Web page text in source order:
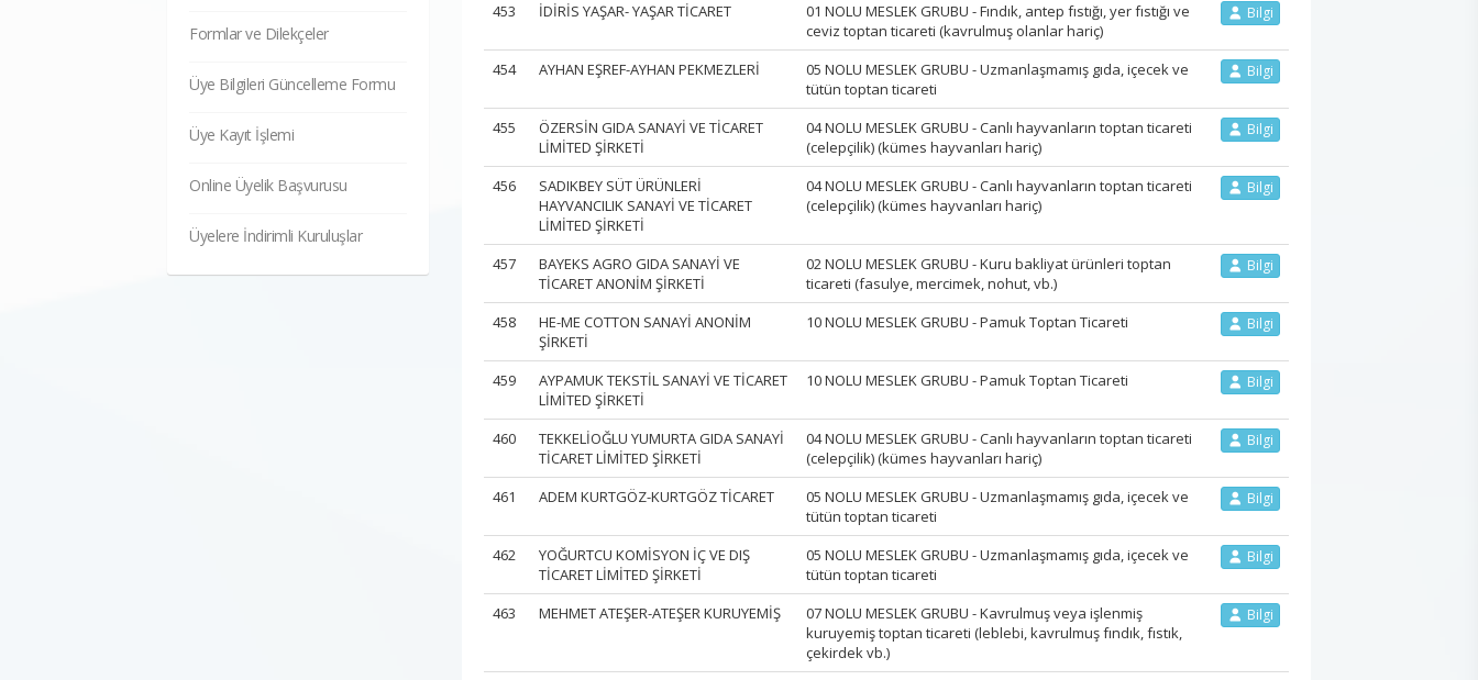
Formlar ve Dilekçeler
Üye Bilgileri Güncelleme Formu
Üye Kayıt İşlemi
Online Üyelik Başvurusu
Üyelere İndirimli Kuruluşlar
453 İDİRİS YAŞAR- YAŞAR TİCARET
01 NOLU MESLEK GRUBU - Fındık, antep fıstığı, yer fıstığı ve
ceviz toptan ticareti (kavrulmuş olanlar hariç)
Bilgi
454 AYHAN EŞREF-AYHAN PEKMEZLERİ
05 NOLU MESLEK GRUBU - Uzmanlaşmamış gıda, içecek ve
tütün toptan ticareti
Bilgi
455
ÖZERSİN GIDA SANAYİ VE TİCARET
LİMİTED ŞİRKETİ
04 NOLU MESLEK GRUBU - Canlı hayvanların toptan ticareti
(celepçilik) (kümes hayvanları hariç)
Bilgi
456
SADIKBEY SÜT ÜRÜNLERİ
HAYVANCILIK SANAYİ VE TİCARET
LİMİTED ŞİRKETİ
04 NOLU MESLEK GRUBU - Canlı hayvanların toptan ticareti
(celepçilik) (kümes hayvanları hariç)
Bilgi
457
BAYEKS AGRO GIDA SANAYİ VE
TİCARET ANONİM ŞİRKETİ
02 NOLU MESLEK GRUBU - Kuru bakliyat ürünleri toptan
ticareti (fasulye, mercimek, nohut, vb.)
Bilgi
458
HE-ME COTTON SANAYİ ANONİM
ŞİRKETİ
10 NOLU MESLEK GRUBU - Pamuk Toptan Ticareti Bilgi
459
AYPAMUK TEKSTİL SANAYİ VE TİCARET
LİMİTED ŞİRKETİ
10 NOLU MESLEK GRUBU - Pamuk Toptan Ticareti Bilgi
460
TEKKELİOĞLU YUMURTA GIDA SANAYİ
TİCARET LİMİTED ŞİRKETİ
04 NOLU MESLEK GRUBU - Canlı hayvanların toptan ticareti
(celepçilik) (kümes hayvanları hariç)
Bilgi
461 ADEM KURTGÖZ-KURTGÖZ TİCARET
05 NOLU MESLEK GRUBU - Uzmanlaşmamış gıda, içecek ve
tütün toptan ticareti
Bilgi
462
YOĞURTCU KOMİSYON İÇ VE DIŞ
TİCARET LİMİTED ŞİRKETİ
05 NOLU MESLEK GRUBU - Uzmanlaşmamış gıda, içecek ve
tütün toptan ticareti
Bilgi
463 MEHMET ATEŞER-ATEŞER KURUYEMİŞ
07 NOLU MESLEK GRUBU - Kavrulmuş veya işlenmiş
kuruyemiş toptan ticareti (leblebi, kavrulmuş fındık, fıstık,
çekirdek vb.)
Bilgi